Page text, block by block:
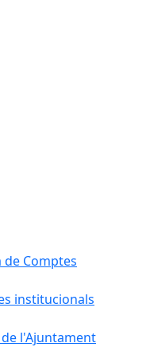
Comptes
institucionals
l'Ajuntament